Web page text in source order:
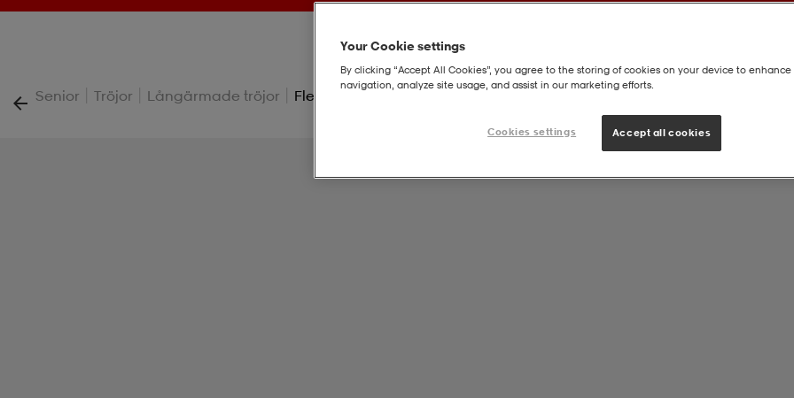
Senior | Tröjor | Långärmade tröjor | Flex Prac Jsy Sr
Your Cookie settings
By clicking “Accept All Cookies”, you agree to the storing of cookies on your device to enhance
navigation, analyze site usage, and assist in our marketing efforts.
Cookies settings Accept all cookies